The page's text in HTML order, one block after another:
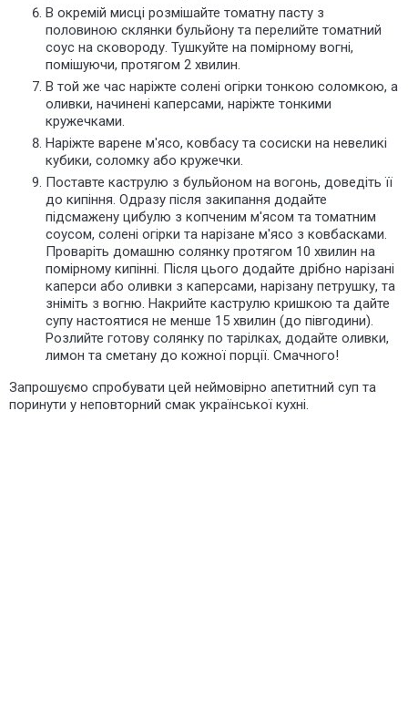
В окремій мисці розмішайте томатну пасту з
половиною склянки бульйону та перелийте томатний
соус на сковороду. Тушкуйте на помірному вогні,
помішуючи, протягом 2 хвилин.
В той же час наріжте солені огірки тонкою соломкою, а
оливки, начинені каперсами, наріжте тонкими
кружечками.
Наріжте варене м'ясо, ковбасу та сосиски на невеликі
кубики, соломку або кружечки.
Поставте каструлю з бульйоном на вогонь, доведіть її
до кипіння. Одразу після закипання додайте
підсмажену цибулю з копченим м'ясом та томатним
соусом, солені огірки та нарізане м'ясо з ковбасками.
Проваріть домашню солянку протягом 10 хвилин на
помірному кипінні. Після цього додайте дрібно нарізані
каперси або оливки з каперсами, нарізану петрушку, та
зніміть з вогню. Накрийте каструлю кришкою та дайте
супу настоятися не менше 15 хвилин (до півгодини).
Розлийте готову солянку по тарілках, додайте оливки,
лимон та сметану до кожної порції. Смачного!
Запрошуємо спробувати цей неймовірно апетитний суп та
поринути у неповторний смак української кухні.